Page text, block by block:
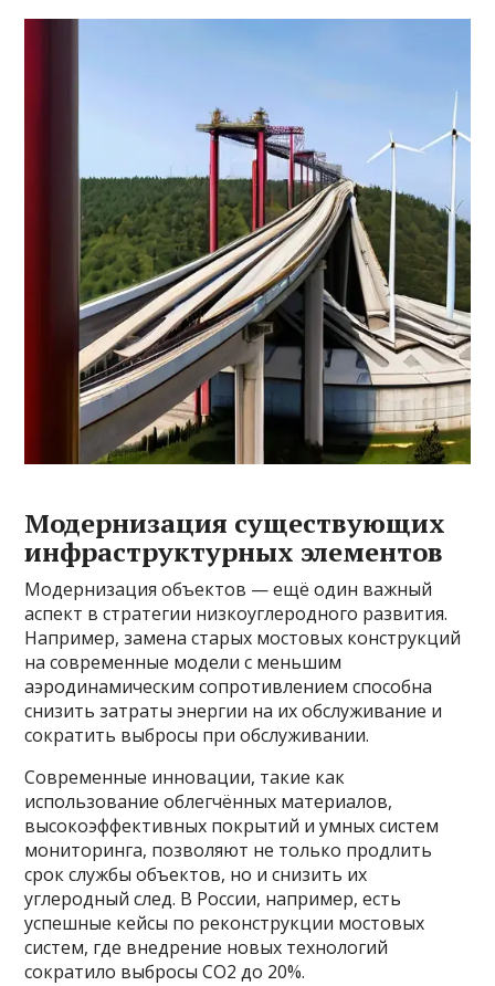
Модернизация существующих
инфраструктурных элементов
Модернизация объектов — ещё один важный
аспект в стратегии низкоуглеродного развития.
Например, замена старых мостовых конструкций
на современные модели с меньшим
аэродинамическим сопротивлением способна
снизить затраты энергии на их обслуживание и
сократить выбросы при обслуживании.
Современные инновации, такие как
использование облегчённых материалов,
высокоэффективных покрытий и умных систем
мониторинга, позволяют не только продлить
срок службы объектов, но и снизить их
углеродный след. В России, например, есть
успешные кейсы по реконструкции мостовых
систем, где внедрение новых технологий
сократило выбросы CO2 до 20%.